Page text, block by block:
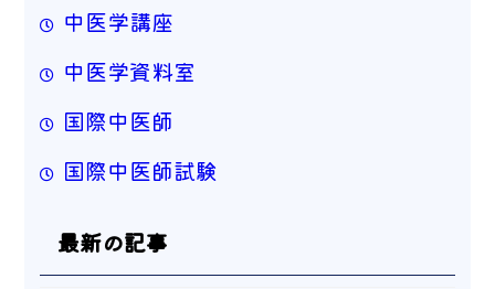
中医学講座
中医学資料室
国際中医師
国際中医師試験
最新の記事